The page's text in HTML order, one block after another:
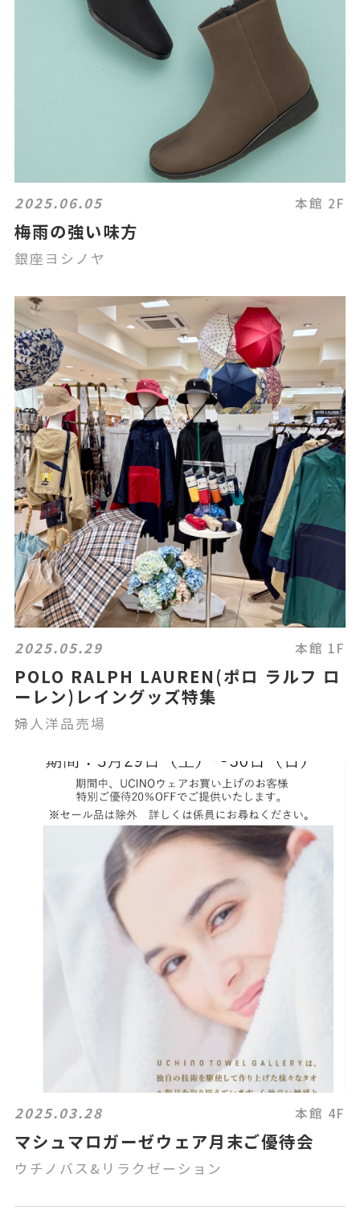
2025.06.05 本館 2F
梅雨の強い味方
銀座ヨシノヤ
2025.05.29 本館 1F
POLO RALPH LAUREN(ポロ ラルフ ロ
ーレン)レイングッズ特集
婦人洋品売場
2025.03.28 本館 4F
マシュマロガーゼウェア月末ご優待会
ウチノバス&リラクゼーション